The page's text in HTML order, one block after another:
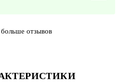
отзывов